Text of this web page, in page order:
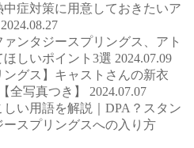
中症対策に用意しておきたいア
2024.08.27
ンタジースプリングス、アト
しいポイント3選 2024.07.09
ングス】キャストさんの新衣
全写真つき】 2024.07.07
しい用語を解説｜DPA？スタン
スプリングスへの入り方